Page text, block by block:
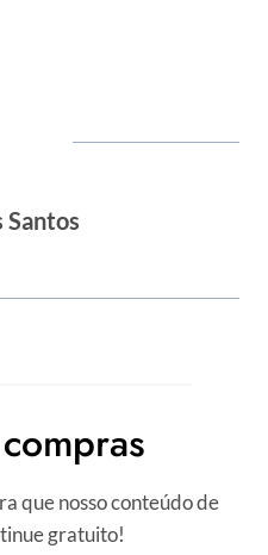
Santos
que nosso conteúdo de
gratuito!